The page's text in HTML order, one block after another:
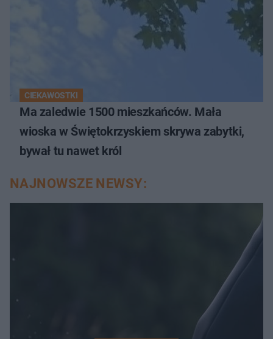
CIEKAWOSTKI
Ma zaledwie 1500 mieszkańców. Mała
wioska w Świętokrzyskiem skrywa zabytki,
bywał tu nawet król
NAJNOWSZE NEWSY: